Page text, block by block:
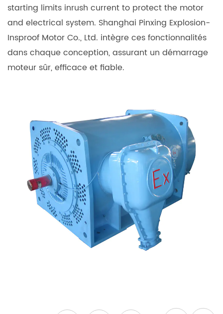
starting limits inrush current to protect the motor
and electrical system. Shanghai Pinxing Explosion-
Insproof Motor Co., Ltd. intègre ces fonctionnalités
dans chaque conception, assurant un démarrage
moteur sûr, efficace et fiable.